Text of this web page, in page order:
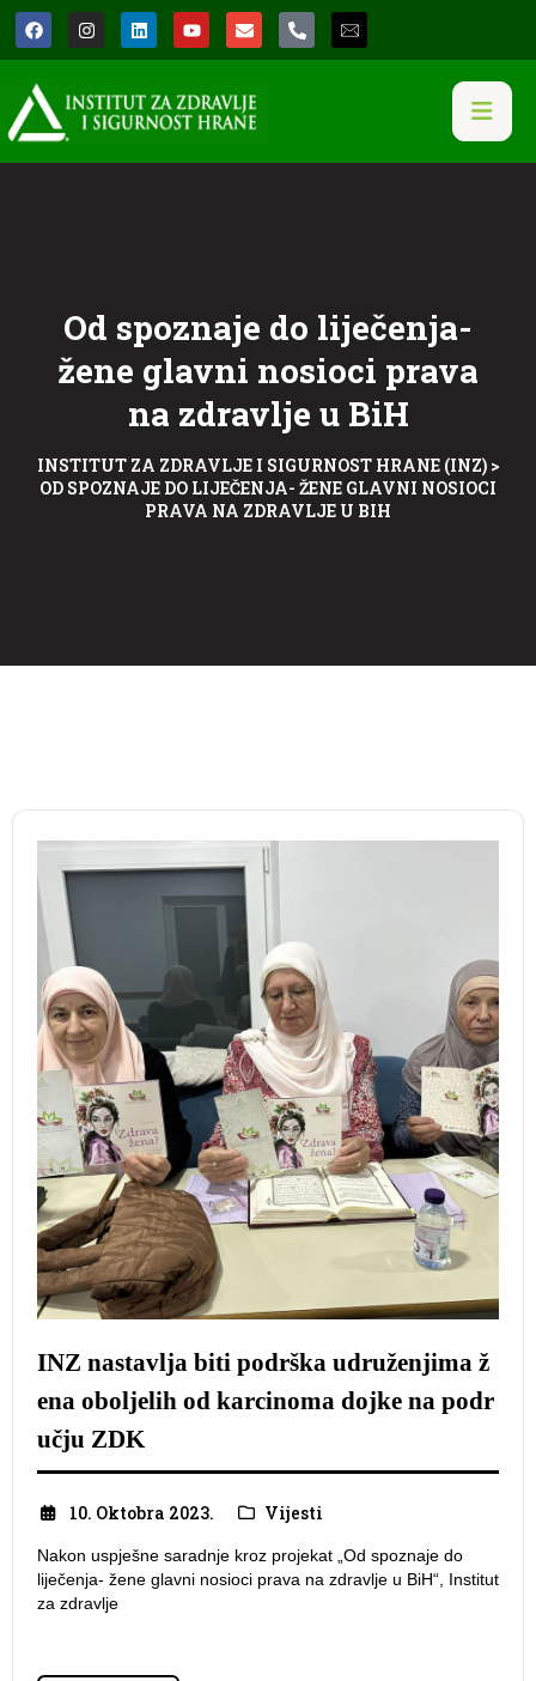
Od spoznaje do liječenja-
žene glavni nosioci prava
na zdravlje u BiH
INSTITUT ZA ZDRAVLJE I SIGURNOST HRANE (INZ)>
OD SPOZNAJE DO LIJEČENJA- ŽENE GLAVNI NOSIOCI
PRAVA NA ZDRAVLJE U BIH
INZ nastavlja biti podrška udruženjima ž
ena oboljelih od karcinoma dojke na podr
učju ZDK
10. Oktobra 2023. Vijesti
Nakon uspješne saradnje kroz projekat „Od spoznaje do
liječenja- žene glavni nosioci prava na zdravlje u BiH“, Institut
za zdravlje